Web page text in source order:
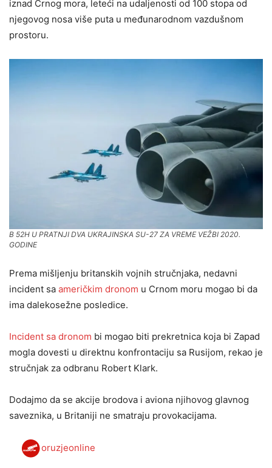
iznad Crnog mora, leteći na udaljenosti od 100 stopa od
njegovog nosa više puta u međunarodnom vazdušnom
prostoru.
B 52H U PRATNJI DVA UKRAJINSKA SU-27 ZA VREME VEŽBI 2020.
GODINE
Prema mišljenju britanskih vojnih stručnjaka, nedavni
incident sa američkim dronom u Crnom moru mogao bi da
ima dalekosežne posledice.
Incident sa dronom bi mogao biti prekretnica koja bi Zapad
mogla dovesti u direktnu konfrontaciju sa Rusijom, rekao je
stručnjak za odbranu Robert Klark.
Dodajmo da se akcije brodova i aviona njihovog glavnog
saveznika, u Britaniji ne smatraju provokacijama.
oruzjeonline